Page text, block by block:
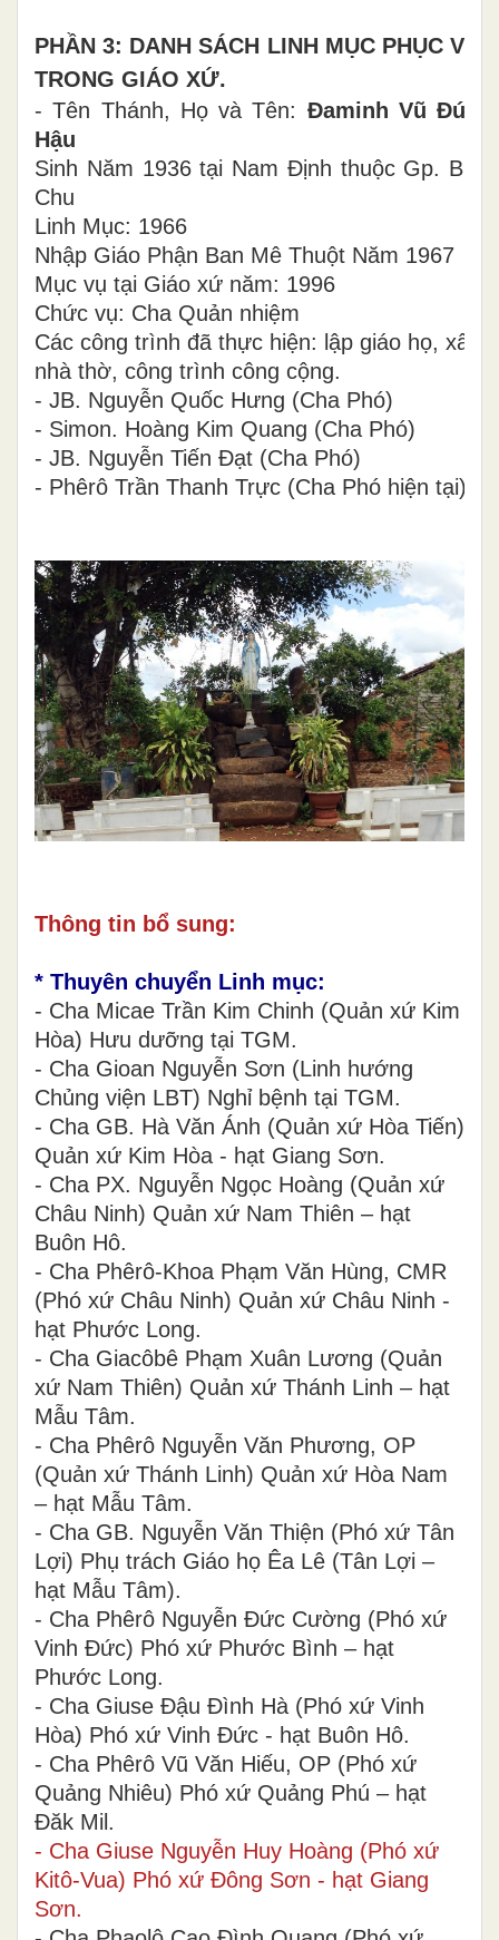
PHẦN 3: DANH SÁCH LINH MỤC PHỤC VỤ
TRONG GIÁO XỨ.
- Tên Thánh, Họ và Tên: Đaminh Vũ Đức
Hậu
Sinh Năm 1936 tại Nam Định thuộc Gp. Bùi
Chu
Linh Mục: 1966
Nhập Giáo Phận Ban Mê Thuột Năm 1967
Mục vụ tại Giáo xứ năm: 1996
Chức vụ: Cha Quản nhiệm
Các công trình đã thực hiện: lập giáo họ, xây
nhà thờ, công trình công cộng.
- JB. Nguyễn Quốc Hưng (Cha Phó)
- Simon. Hoàng Kim Quang (Cha Phó)
- JB. Nguyễn Tiến Đạt (Cha Phó)
- Phêrô Trần Thanh Trực (Cha Phó hiện tại)
Thông tin bổ sung:
* Thuyên chuyển Linh mục:
- Cha Micae Trần Kim Chinh (Quản xứ Kim
Hòa) Hưu dưỡng tại TGM.
- Cha Gioan Nguyễn Sơn (Linh hướng
Chủng viện LBT) Nghỉ bệnh tại TGM.
- Cha GB. Hà Văn Ánh (Quản xứ Hòa Tiến)
Quản xứ Kim Hòa - hạt Giang Sơn.
- Cha PX. Nguyễn Ngọc Hoàng (Quản xứ
Châu Ninh) Quản xứ Nam Thiên – hạt
Buôn Hô.
- Cha Phêrô-Khoa Phạm Văn Hùng, CMR
(Phó xứ Châu Ninh) Quản xứ Châu Ninh -
hạt Phước Long.
- Cha Giacôbê Phạm Xuân Lương (Quản
xứ Nam Thiên) Quản xứ Thánh Linh – hạt
Mẫu Tâm.
- Cha Phêrô Nguyễn Văn Phương, OP
(Quản xứ Thánh Linh) Quản xứ Hòa Nam
– hạt Mẫu Tâm.
- Cha GB. Nguyễn Văn Thiện (Phó xứ Tân
Lợi) Phụ trách Giáo họ Êa Lê (Tân Lợi –
hạt Mẫu Tâm).
- Cha Phêrô Nguyễn Đức Cường (Phó xứ
Vinh Đức) Phó xứ Phước Bình – hạt
Phước Long.
- Cha Giuse Đậu Đình Hà (Phó xứ Vinh
Hòa) Phó xứ Vinh Đức - hạt Buôn Hô.
- Cha Phêrô Vũ Văn Hiếu, OP (Phó xứ
Quảng Nhiêu) Phó xứ Quảng Phú – hạt
Đăk Mil.
- Cha Giuse Nguyễn Huy Hoàng (Phó xứ
Kitô-Vua) Phó xứ Đông Sơn - hạt Giang
Sơn.